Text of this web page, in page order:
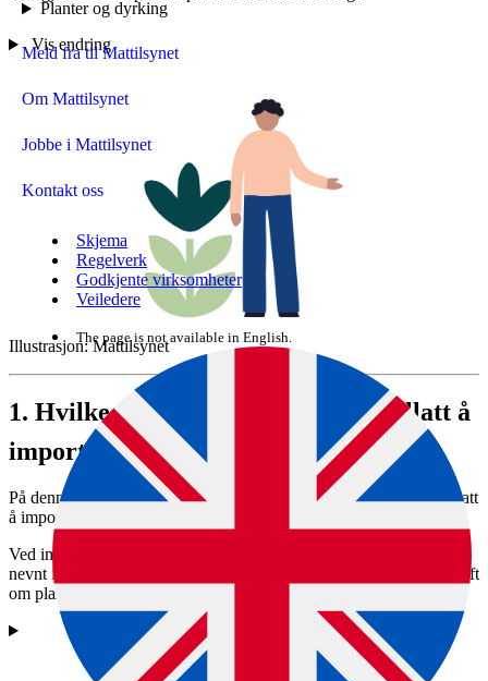
Planter og dyrking
Meld fra til Mattilsynet
Om Mattilsynet
Jobbe i Mattilsynet
Kontakt oss
Skjema
Regelverk
Godkjente virksomheter
Veiledere
The page is not available in English.
Vis endring
Illustrasjon: Mattilsynet
1. Hvilke planter og produkter er tillatt å
importere?
På denne siden ser du hvilke planter og planteprodukter som er tillatt
å importere, og hvilke som ikke er tillatt.
Ved import av planter og planteprodukter er det krav til importen
nevnt i forskrift om planter og tiltak mot planteskadegjørere (forskrift
om plantehelse) og i forskrift om tiltak mot Phytophthora ramorum.